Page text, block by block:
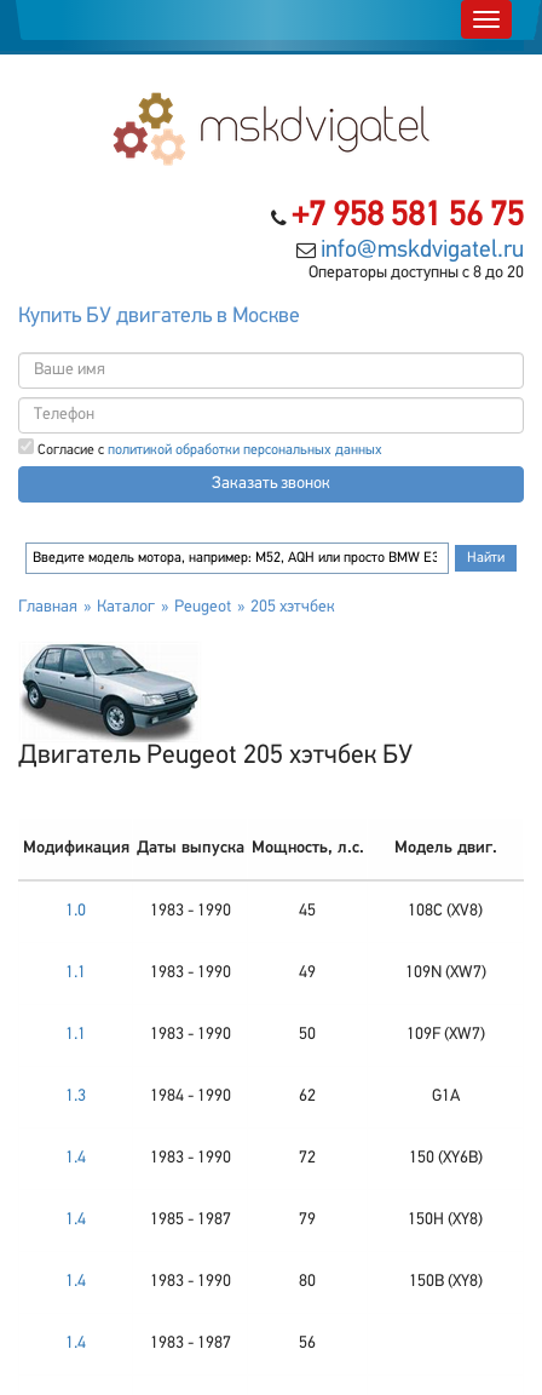
+7 958 581 56 75
info@mskdvigatel.ru
Операторы доступны с 8 до 20
Купить БУ двигатель в Москве
Согласие с политикой обработки персональных данных
Заказать звонок
Главная Каталог Peugeot 205 хэтчбек
Двигатель Peugeot 205 хэтчбек БУ
Модификация Даты выпуска Мощность, л.с. Модель двиг.
1.0 1983 - 1990 45 108C (XV8)
1.1 1983 - 1990 49 109N (XW7)
1.1 1983 - 1990 50 109F (XW7)
1.3 1984 - 1990 62 G1A
1.4 1983 - 1990 72 150 (XY6B)
1.4 1985 - 1987 79 150H (XY8)
1.4 1983 - 1990 80 150B (XY8)
1.4 1983 - 1987 56